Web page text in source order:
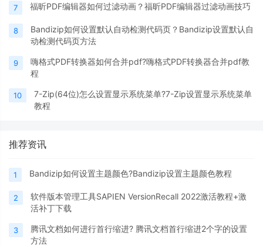
7 福昕PDF编辑器如何过滤动画？福昕PDF编辑器过滤动画技巧
8
Bandizip如何设置默认自动检测代码页？Bandizip设置默认自
动检测代码页方法
9
嗨格式PDF转换器如何合并pdf?嗨格式PDF转换器合并pdf教
程
10
7-Zip(64位)怎么设置显示系统菜单?7-Zip设置显示系统菜单
教程
推荐资讯
1 Bandizip如何设置主题颜色?Bandizip设置主题颜色教程
2
软件版本管理工具SAPIEN VersionRecall 2022激活教程+激
活补丁下载
3
腾讯文档如何进行首行缩进? 腾讯文档首行缩进2个字的设置
方法